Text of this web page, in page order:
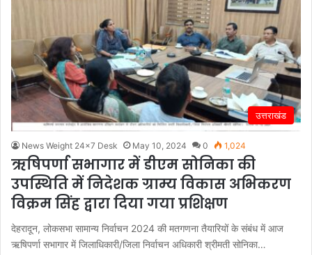
उत्तराखंड
News Weight 24x7 Desk May 10, 2024 0 1,024
ऋषिपर्णा सभागार में डीएम सोनिका की
उपस्थिति में निदेशक ग्राम्य विकास अभिकरण
विक्रम सिंह द्वारा दिया गया प्रशिक्षण
देहरादून, लोकसभा सामान्य निर्वाचन 2024 की मतगणना तैयारियों के संबंध में आज
ऋषिपर्णा सभागार में जिलाधिकारी/जिला निर्वाचन अधिकारी श्रीमती सोनिका…